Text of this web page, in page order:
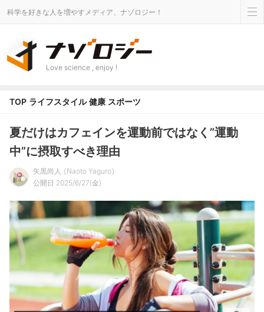
科学を好きな人を増やすメディア、ナゾロジー！
Love science , enjoy !
TOP ライフスタイル 健康 スポーツ
夏だけはカフェインを運動前ではなく”運動
中”に摂取すべき理由
矢黒尚人
Naoto Yaguro
公開日 2025/6/27(金)